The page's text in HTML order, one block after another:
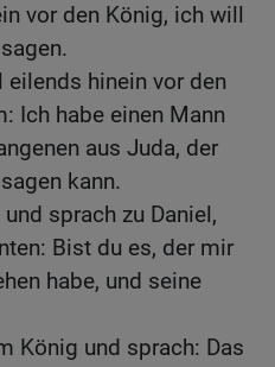
vor den König, ich will
hinein vor den
Ich habe einen Mann
aus Juda, der
kann.
sprach zu Daniel,
Bist du es, der mir
habe, und seine
König und sprach: Das